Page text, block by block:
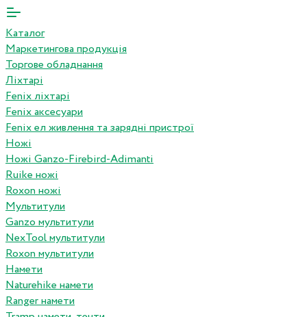
Каталог
Маркетингова продукція
Торгове обладнання
Ліхтарі
Fenix ліхтарі
Fenix аксесуари
Fenix ел живлення та зарядні пристрої
Ножі
Ножі Ganzo-Firebird-Adimanti
Ruike ножі
Roxon ножi
Мультитули
Ganzo мультитули
NexTool мультитули
Roxon мультитули
Намети
Naturehike намети
Ranger намети